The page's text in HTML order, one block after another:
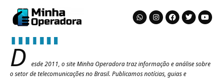
D
esde 2011, o site Minha Operadora traz informação e análise sobre
o setor de telecomunicações no Brasil. Publicamos notícias, guias e